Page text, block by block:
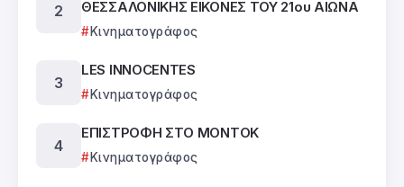
ΘΕΣΣΑΛΟΝΙΚΗΣ ΕΙΚΟΝΕΣ ΤΟΥ 21ου ΑΙΩΝΑ
Κινηματογράφος
LES INNOCENTES
Κινηματογράφος
ΕΠΙΣΤΡΟΦΗ ΣΤΟ ΜΟΝΤΟΚ
Κινηματογράφος